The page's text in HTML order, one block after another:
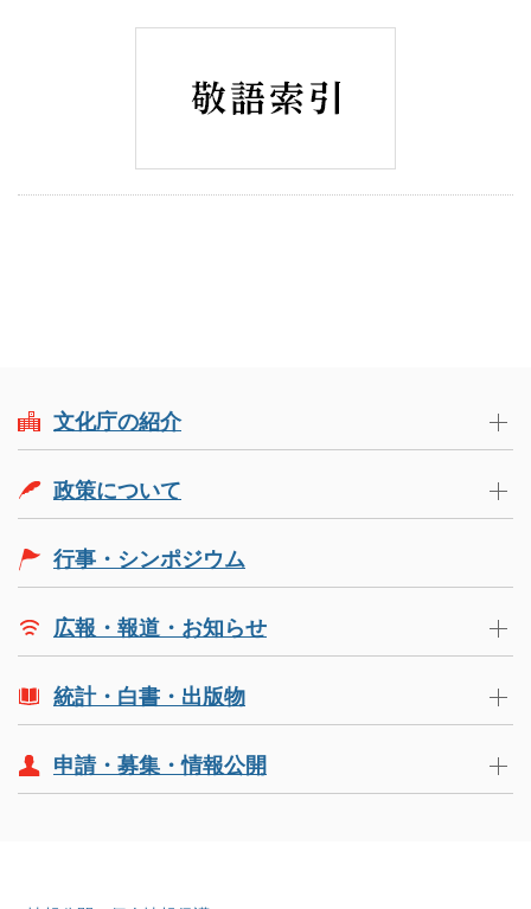
文化庁の紹介
政策について
行事・シンポジウム
広報・報道・お知らせ
統計・白書・出版物
申請・募集・情報公開